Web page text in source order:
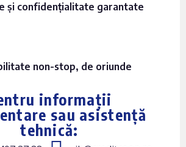
și confidențialitate garantate
non-stop, de oriunde
informații
sau asistență
tehnică: